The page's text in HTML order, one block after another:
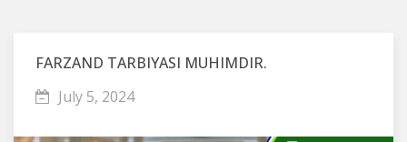
FARZAND TARBIYASI MUHIMDIR.
July 5, 2024